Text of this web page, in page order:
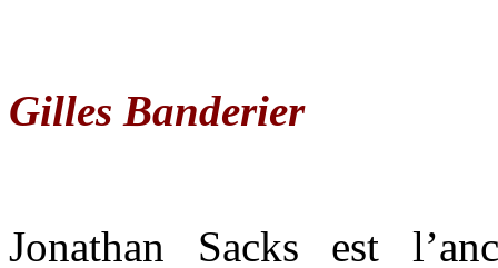
Gilles Banderier
Jonathan Sacks est